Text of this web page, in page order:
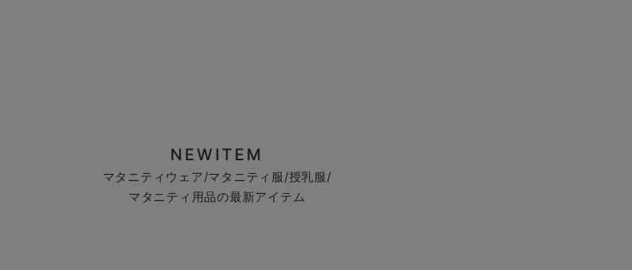
NEWITEM
マタニティウェア/マタニティ服/授乳服/
マタニティ用品の最新アイテム